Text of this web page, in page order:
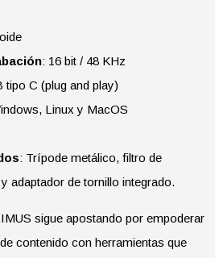
: 16 bit / 48 KHz
tipo C (plug and play)
Linux y MacOS
: Trípode metálico, filtro de
adaptador de tornillo integrado.
sigue apostando por empoderar
contenido con herramientas que